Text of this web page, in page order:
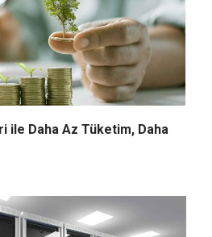
ile Daha Az Tüketim, Daha